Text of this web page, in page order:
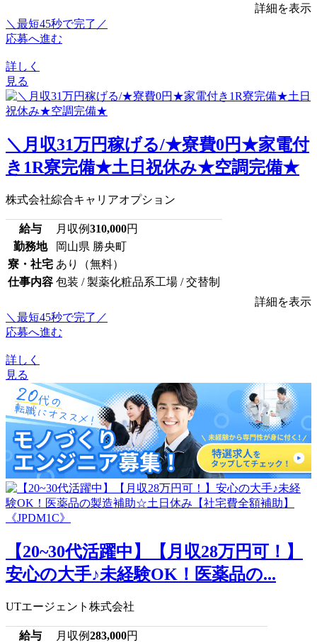
詳細を表示
＼最短45秒で完了／
応募へ進む
詳しく
見る
＼月収31万円稼げる/★寮費0円★家電付
き1R寮完備★土日祝休み★空調完備★
株式会社綜合キャリアオプション
給与 月収例310,000円
勤務地
岡山県 勝央町
寮・社宅 あり（無料）
仕事内容 包装 / 製薬化粧品系工場 / 交替制
詳細を表示
＼最短45秒で完了／
応募へ進む
詳しく
見る
【20~30代活躍中】【月収28万円可！】
安心の大手♪未経験OK！医薬品の...
UTエージェント株式会社
給与 月収例283,000円